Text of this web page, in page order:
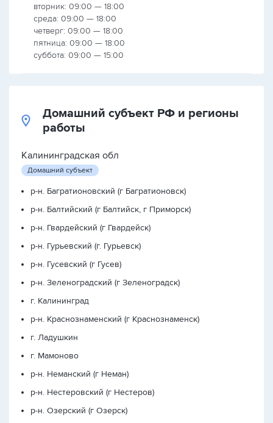
вторник: 09:00 — 18:00
среда: 09:00 — 18:00
четверг: 09:00 — 18:00
пятница: 09:00 — 18:00
суббота: 09:00 — 15:00
Домашний субъект РФ и регионы
работы
Калининградская обл
Домашний субъект
р-н. Багратионовский (г Багратионовск)
р-н. Балтийский (г Балтийск, г Приморск)
р-н. Гвардейский (г Гвардейск)
р-н. Гурьевский (г. Гурьевск)
р-н. Гусевский (г Гусев)
р-н. Зеленоградский (г Зеленоградск)
г. Калининград
р-н. Краснознаменский (г Краснознаменск)
г. Ладушкин
г. Мамоново
р-н. Неманский (г Неман)
р-н. Нестеровский (г Нестеров)
р-н. Озерский (г Озерск)